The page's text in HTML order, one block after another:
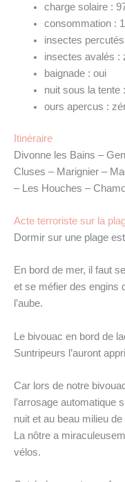
charge solaire :
consommation :
insectes
insectes avalés :
baignade : oui
nuit sous la tente
ours apercus :
Itinéraire
Divonne les Bains –
Cluses – Marignier –
– Les Houches –
Acte terroriste sur la
Dormir sur une plage
En bord de mer, il faut
et se méfier des engins
l’aube.
Le bivouac en bord de
Suntripeurs l’auront
Car lors de notre
l’arrosage automatique
nuit et au beau milieu
La nôtre a
vélos.